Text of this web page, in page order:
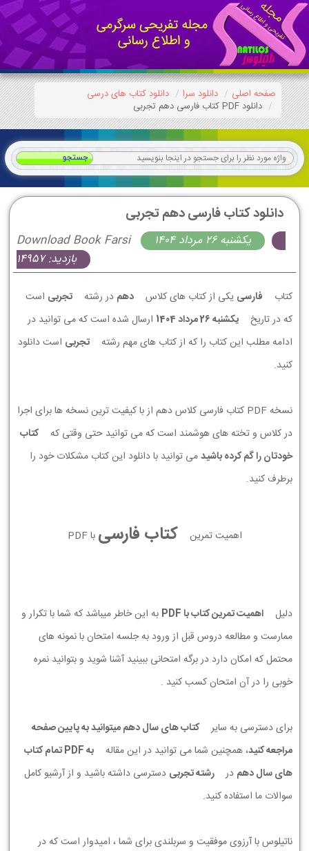
صفحه اصلی دانلود سرا
دانلود کتاب های درسی
دانلود PDF کتاب فارسی دهم تجربی
دانلود کتاب فارسی دهم تجربی
Download Book Farsi
يكشنبه 26 مرداد 1404
بازدید: 14957
کتاب فارسی یکی از کتاب های کلاس دهم در رشته تجربی است
که در تاریخ
يكشنبه 26 مرداد 1404
ارسال شده است که می توانید در
ادامه مطلب این کتاب را که از کتاب های مهم رشته
تجربی است دانلود
کنید.
نسخه PDF کتاب فارسی کلاس دهم از با کیفیت ترین نسخه ها برای اجرا
در کلاس و تخته های هوشمند است که می توانید حتی وقتی که
کتاب
خودتان را گم کرده باشیدمی توانید با دانلود این کتاب مشکلات خود را
برطرف کنید.
اهمیت تمرین کتاب فارسی با PDF
دلیل اهمیت تمرین کتاب با PDF
به این خاطر میباشد که شما با تکرار و
ممارست و مطالعه دروس قبل از ورود به جلسه امتحان با نمونه های
محتمل که امکان دارد در برگه امتحانی ببینید آشنا شوید و بتوانید نمره
خوبی را در آن امتحان کسب کنید .
برای دسترسی به سایر
کتاب های سال دهم میتوانید به پایین صفحه
مراجعه کنید، همچنین شما می توانید در این مقاله
به PDF تمام کتاب
های سال دهم در رشته تجربی دسترسی داشته باشید و از آرشیو کامل
سوالات ما استفاده کنید.
ناتیلوس با آرزوی موفقیت و سربلندی برای شما ، امیدوار است که در